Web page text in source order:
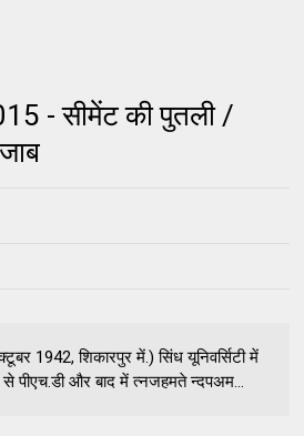
- सीमेंट की पुतली /
1942, शिकारपुर में.) सिंध यूनिवर्सिटी में
से पीएच.डी और बाद में त्नजहमते न्दपअम...